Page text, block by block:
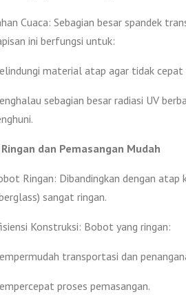
Cuaca: Sebagian besar spandek
ini berfungsi untuk:
material atap agar tidak
sebagian besar radiasi UV
Ringan dan Pemasangan Mudah
Ringan: Dibandingkan dengan
sangat ringan.
Konstruksi: Bobot yang ringan:
transportasi dan
proses pemasangan.